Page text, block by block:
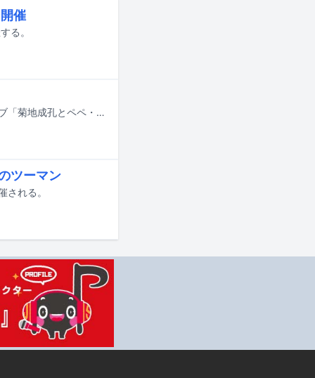
催
る。
菊地成孔とペペ・トルメント・アスカラールと、betcover!!によるツーマンライブ「菊地成孔とペペ・トルメント・アスカラールとbetcover!!」が7月27日に東京・WWW Xで開催される。
ツーマン
れる。